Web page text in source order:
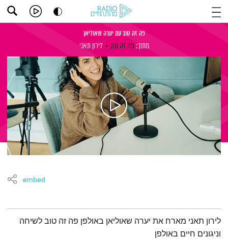
פה זה טוב עם יערה שאוליאן
מתוך: פה זה טוב לירון תאני
embed
תמצית הפודקאסט
לירון תאני מארח את יערה שאוליאן באולפן פה זה טוב לשיחה
וניגונים חיים באולפן